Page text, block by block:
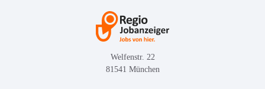
Welfenstr. 22
81541 München